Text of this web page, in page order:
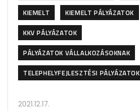
KIEMELT
KIEMELT PÁLYÁZATOK
KKV PÁLYÁZATOK
PÁLYÁZATOK VÁLLALKOZÁSOKNAK
TELEPHELYFEJLESZTÉSI PÁLYÁZATOK
2021.12.17.